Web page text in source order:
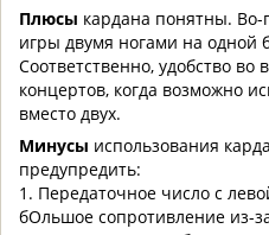
Плюсы кардана понятны. Во-
игры двумя ногами на одной
Соответственно, удобство
концертов, когда возможно
вместо двух.
Минусы использования
предупредить:
1. Передаточное число с
бОльшое сопротивление из-